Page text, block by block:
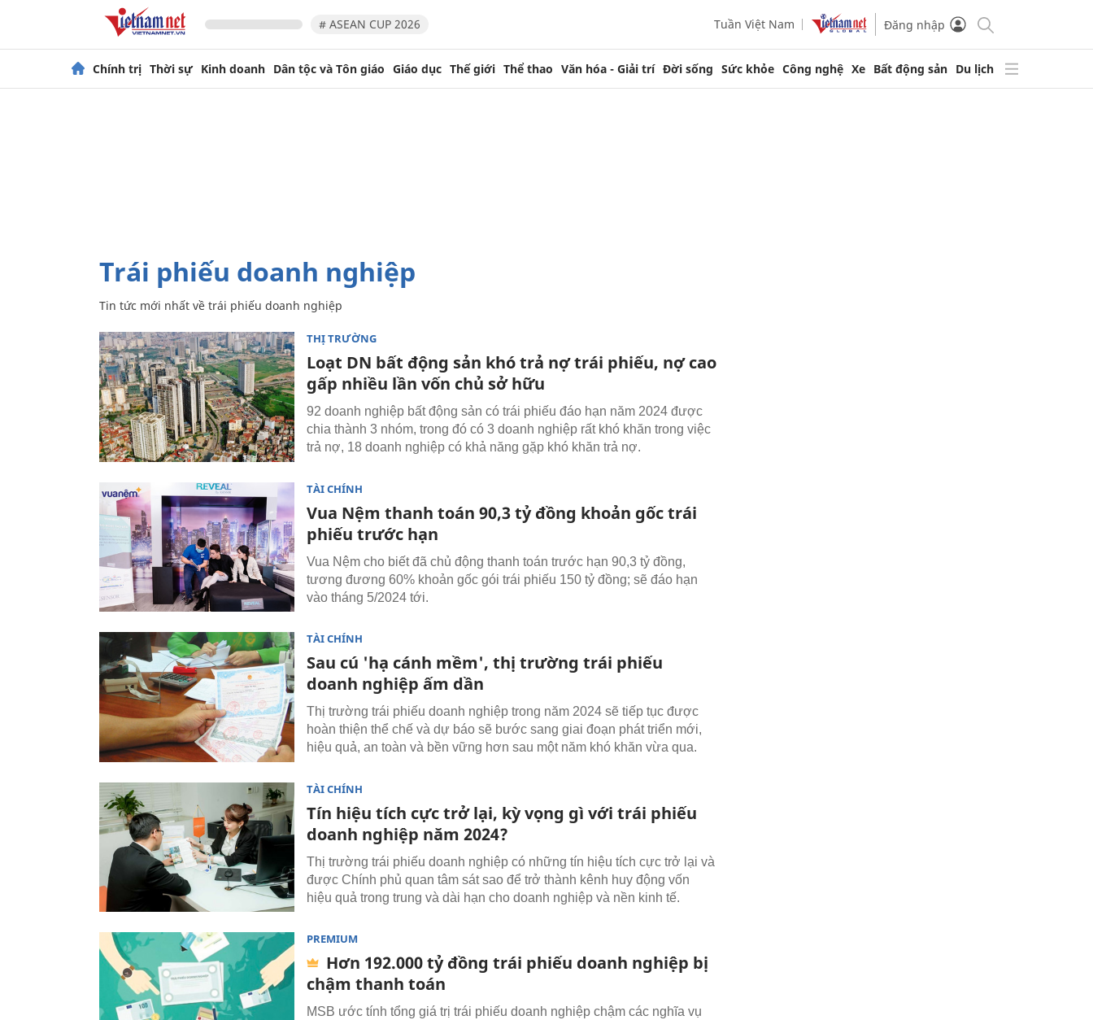
# ASEAN CUP 2026 Tuần Việt Nam Đăng nhập
Chính trị Thời sự Kinh doanh Dân tộc và Tôn giáo Giáo dục Thế giới Thể thao Văn hóa - Giải trí Đời sống Sức khỏe Công nghệ Xe Bất động sản Du lịch
trái phiếu doanh nghiệp
Tin tức mới nhất về trái phiếu doanh nghiệp
THỊ TRƯỜNG
Loạt DN bất động sản khó trả nợ trái phiếu, nợ cao
gấp nhiều lần vốn chủ sở hữu
92 doanh nghiệp bất động sản có trái phiếu đáo hạn năm 2024 được
chia thành 3 nhóm, trong đó có 3 doanh nghiệp rất khó khăn trong việc
trả nợ, 18 doanh nghiệp có khả năng gặp khó khăn trả nợ.
TÀI CHÍNH
Vua Nệm thanh toán 90,3 tỷ đồng khoản gốc trái
phiếu trước hạn
Vua Nệm cho biết đã chủ động thanh toán trước hạn 90,3 tỷ đồng,
tương đương 60% khoản gốc gói trái phiếu 150 tỷ đồng; sẽ đáo hạn
vào tháng 5/2024 tới.
TÀI CHÍNH
Sau cú 'hạ cánh mềm', thị trường trái phiếu
doanh nghiệp ấm dần
Thị trường trái phiếu doanh nghiệp trong năm 2024 sẽ tiếp tục được
hoàn thiện thể chế và dự báo sẽ bước sang giai đoạn phát triển mới,
hiệu quả, an toàn và bền vững hơn sau một năm khó khăn vừa qua.
TÀI CHÍNH
Tín hiệu tích cực trở lại, kỳ vọng gì với trái phiếu
doanh nghiệp năm 2024?
Thị trường trái phiếu doanh nghiệp có những tín hiệu tích cực trở lại và
được Chính phủ quan tâm sát sao để trở thành kênh huy động vốn
hiệu quả trong trung và dài hạn cho doanh nghiệp và nền kinh tế.
PREMIUM
Hơn 192.000 tỷ đồng trái phiếu doanh nghiệp bị
chậm thanh toán
MSB ước tính tổng giá trị trái phiếu doanh nghiệp chậm các nghĩa vụ